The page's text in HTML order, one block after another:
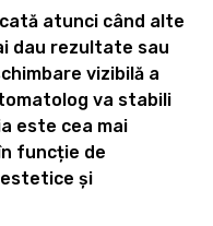
atunci când alte
dau rezultate sau
vizibilă a
va stabili
este cea mai
funcție de
și